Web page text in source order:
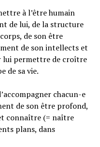
à l’être humain
de lui, de la structure
de son être
de son intellects et
lui permettre de croître
de sa vie.
chacun-e
de son être profond,
connaître (= naître
plans, dans